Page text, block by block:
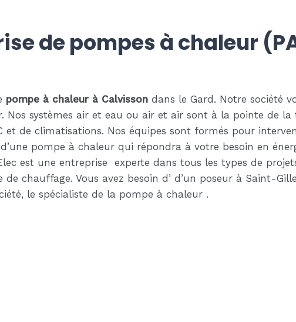
de pompes à chaleur
pompe à chaleur à Calvisson dans le Gard. Notre société
Nos systèmes air et eau ou air et air sont à la pointe de
et de climatisations. Nos équipes sont formés pour
pompe à chaleur qui répondra à votre besoin en
est une entreprise experte dans tous les types de
chauffage. Vous avez besoin d’ d’un poseur à Saint-
le spécialiste de la pompe à chaleur .